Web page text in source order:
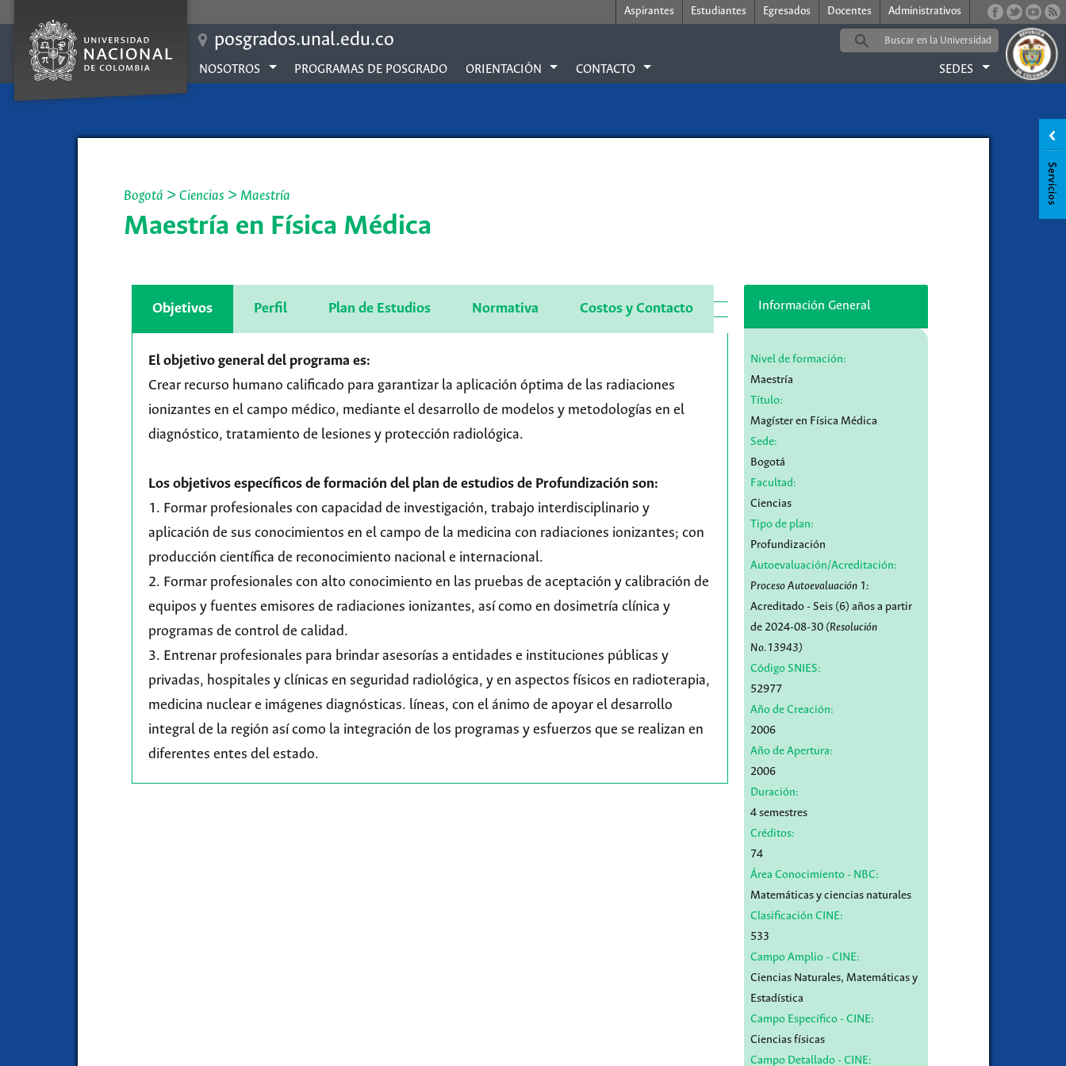
Aspirantes Estudiantes Egresados Docentes Administrativos
posgrados.unal.edu.co
NOSOTROS PROGRAMAS DE POSGRADO ORIENTACIÓN CONTACTO SEDES
Bogotá > Ciencias > Maestría
Maestría en Física Médica
Objetivos Perfil Plan de Estudios Normativa Costos y Contacto
El objetivo general del programa es:
Crear recurso humano calificado para garantizar la aplicación óptima de las radiaciones
ionizantes en el campo médico, mediante el desarrollo de modelos y metodologías en el
diagnóstico, tratamiento de lesiones y protección radiológica.
Los objetivos específicos de formación del plan de estudios de Profundización son:
1. Formar profesionales con capacidad de investigación, trabajo interdisciplinario y
aplicación de sus conocimientos en el campo de la medicina con radiaciones ionizantes; con
producción científica de reconocimiento nacional e internacional.
2. Formar profesionales con alto conocimiento en las pruebas de aceptación y calibración de
equipos y fuentes emisores de radiaciones ionizantes, así como en dosimetría clínica y
programas de control de calidad.
3. Entrenar profesionales para brindar asesorías a entidades e instituciones públicas y
privadas, hospitales y clínicas en seguridad radiológica, y en aspectos físicos en radioterapia,
medicina nuclear e imágenes diagnósticas. líneas, con el ánimo de apoyar el desarrollo
integral de la región así como la integración de los programas y esfuerzos que se realizan en
diferentes entes del estado.
Información General
Nivel de formación:
Maestría
Título:
Magíster en Física Médica
Sede:
Bogotá
Facultad:
Ciencias
Tipo de plan:
Profundización
Autoevaluación/Acreditación:
Proceso Autoevaluación 1:
Acreditado - Seis (6) años a partir
de 2024-08-30 (Resolución
No.13943)
Código SNIES:
52977
Año de Creación:
2006
Año de Apertura:
2006
Duración:
4 semestres
Créditos:
74
Área Conocimiento - NBC:
Matemáticas y ciencias naturales
Clasificación CINE:
533
Campo Amplio - CINE:
Ciencias Naturales, Matemáticas y
Estadística
Campo Específico - CINE:
Ciencias físicas
Campo Detallado - CINE: